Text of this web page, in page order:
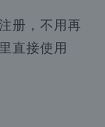
册，不用再
直接使用